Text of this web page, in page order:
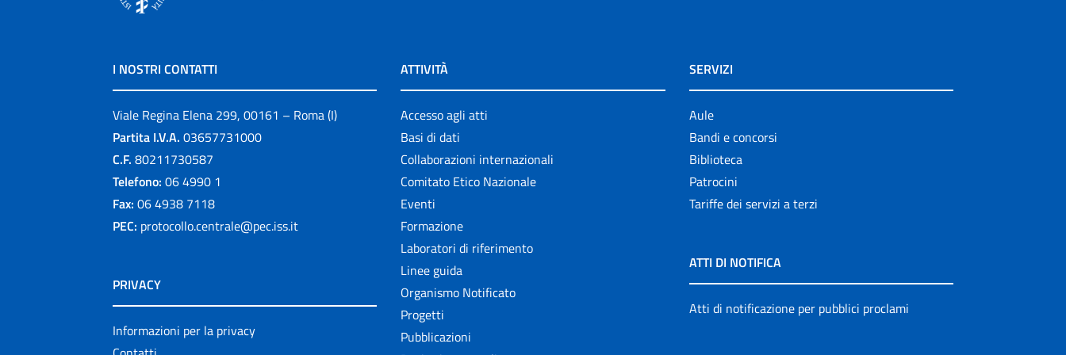
I NOSTRI CONTATTI
Viale Regina Elena 299, 00161 – Roma (I)
Partita I.V.A. 03657731000
C.F. 80211730587
Telefono: 06 4990 1
Fax: 06 4938 7118
PEC: protocollo.centrale@pec.iss.it
PRIVACY
Informazioni per la privacy
ATTIVITÀ
Accesso agli atti
Basi di dati
Collaborazioni internazionali
Comitato Etico Nazionale
Eventi
Formazione
Laboratori di riferimento
Linee guida
Organismo Notificato
Progetti
Pubblicazioni
SERVIZI
Aule
Bandi e concorsi
Biblioteca
Patrocini
Tariffe dei servizi a terzi
ATTI DI NOTIFICA
Atti di notificazione per pubblici proclami